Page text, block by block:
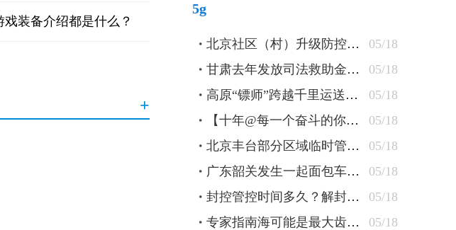
装备介绍都是什么？
+
5g
05/18
北京社区（村）升级防控措施 24小时卡口值守查验48小时核酸
05/18
甘肃去年发放司法救助金逾1300万元 防止当事人“因案致贫”
05/18
高原“镖师”跨越千里运送钢轨
05/18
【十年@每一个奋斗的你】蒙古族刺绣匠人：指尖飞花 “绣”出农牧民美好新生活
05/18
北京丰台部分区域临时管控 原则上“足不出户”杜绝聚集
05/18
广东韶关发生一起面包车坠水事件 车上10人全部遇难
05/18
封控管控时间多久？解封条件有哪些？北京疾控详解
05/18
专家指南海可能是最大齿鲸抹香鲸重要繁育场